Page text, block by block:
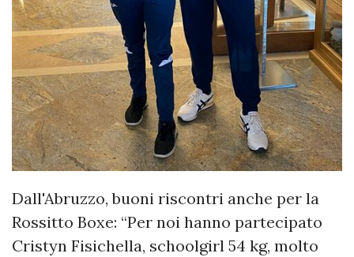
Dall'Abruzzo, buoni riscontri anche per la
Rossitto Boxe: “Per noi hanno partecipato
Cristyn Fisichella, schoolgirl 54 kg, molto